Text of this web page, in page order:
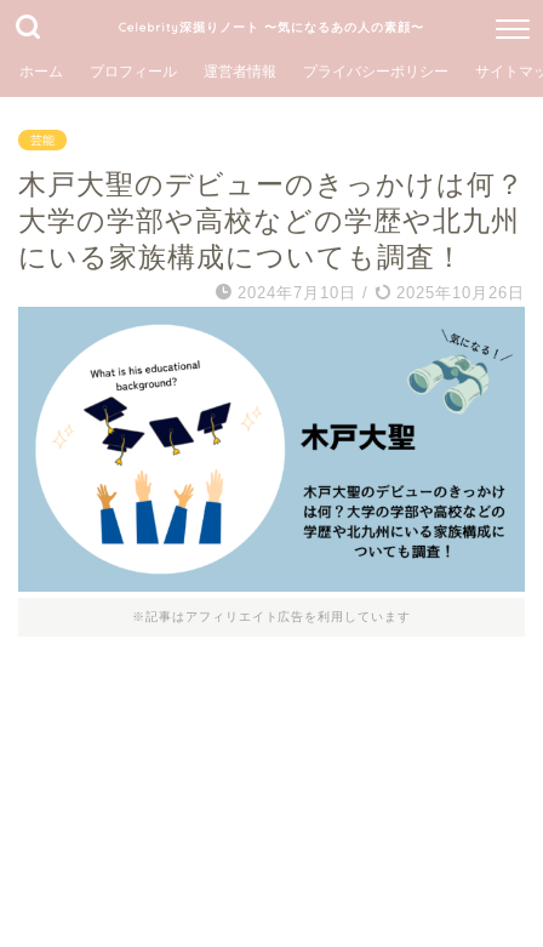
Celebrity深掘りノート 〜気になるあの人の素顔〜
ホーム プロフィール 運営者情報 プライバシーポリシー サイトマ
芸能
木戸大聖のデビューのきっかけは何？
大学の学部や高校などの学歴や北九州
にいる家族構成についても調査！
2024年7月10日 / 2025年10月26日
※記事はアフィリエイト広告を利用しています